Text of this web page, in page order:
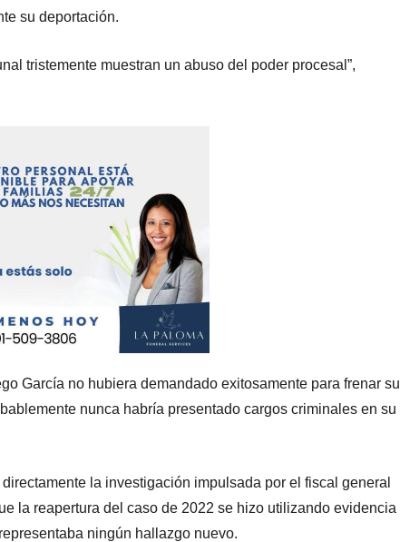
su deportación.
tristemente muestran un abuso del poder procesal”,
García no hubiera demandado exitosamente para frenar su
nunca habría presentado cargos criminales en su
la investigación impulsada por el fiscal general
la reapertura del caso de 2022 se hizo utilizando evidencia
ningún hallazgo nuevo.